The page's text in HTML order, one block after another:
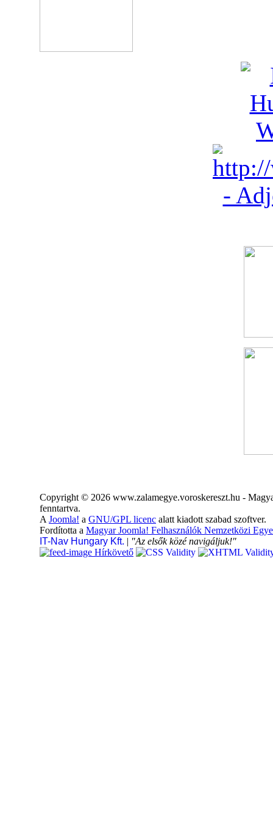
Copyright © 2026 www.zalamegye.voroskereszt.hu -
fenntartva.
A Joomla! a GNU/GPL licenc alatt kiadott szabad szoftver.
Fordította a Magyar Joomla! Felhasználók Nemzetközi
IT-Nav Hungary Kft. | "Az elsők közé navigáljuk!"
Hírkövető